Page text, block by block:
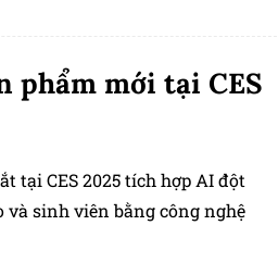
phẩm mới tại CES
tại CES 2025 tích hợp AI đột
và sinh viên bằng công nghệ